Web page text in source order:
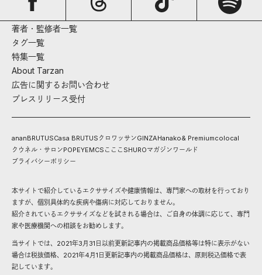
著者・監修者一覧
タグ一覧
特集一覧
About Tarzan
広告に関するお問い合わせ
プレスリリース受付
ananBRUTUSCasa BRUTUS クロワッサンGINZAHanako& Premiumcolocal
クウネル・サロンPOPEYEMCS こここ SHUROマガジンワールド
プライバシーポリシー
本サイトで紹介しているエクササイズや健康情報は、専門家への取材を行っており
ますが、個別具体的な疾病や傷病に対応しておりません。
紹介されているエクササイズなどを試される場合は、ご自身の体調に応じて、専門
家や医療機関への相談をお勧めします。
当サイトでは、2021年3月31日以前更新記事内の掲載商品価格等は特に表示がない
場合は税抜価格、2021年4月1日更新記事内の掲載商品価格は、原則税込価格で表
記しています。